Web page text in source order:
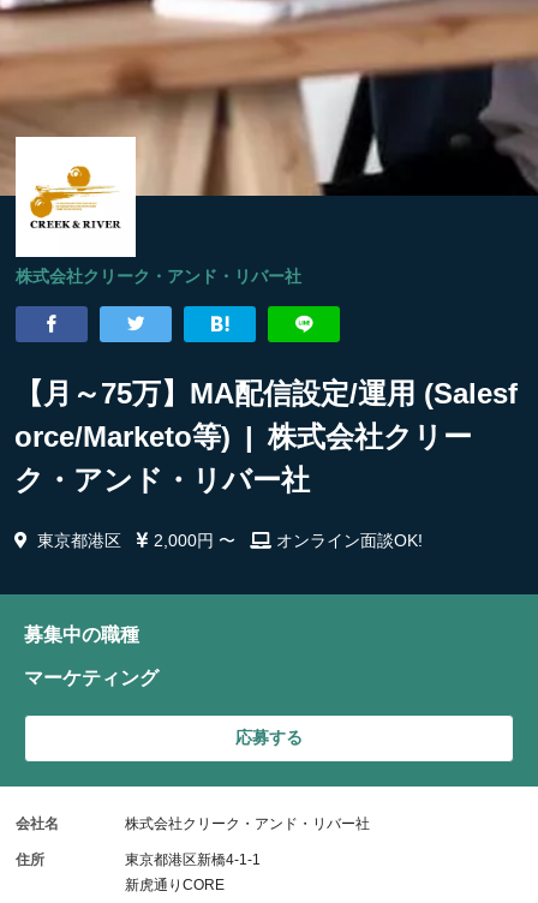
株式会社クリーク・アンド・リバー社
【月～75万】MA配信設定/運用 (Salesf
orce/Marketo等) | 株式会社クリー
ク・アンド・リバー社
東京都港区 2,000円 〜 オンライン面談OK!
募集中の職種
マーケティング
応募する
会社名 株式会社クリーク・アンド・リバー社
住所
東京都港区新橋4-1-1
新虎通りCORE